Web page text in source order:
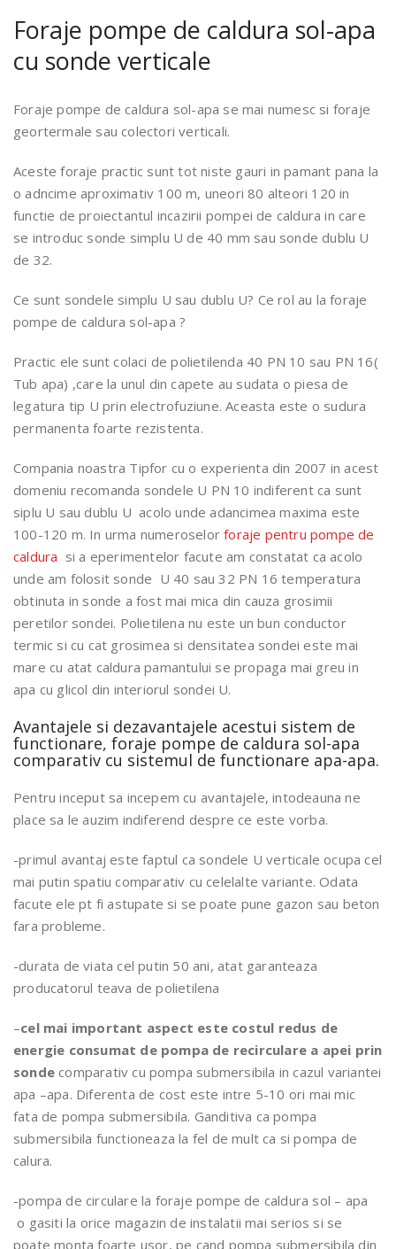
Foraje pompe de caldura sol-apa
cu sonde verticale
Foraje pompe de caldura sol-apa se mai numesc si foraje
geortermale sau colectori verticali.
Aceste foraje practic sunt tot niste gauri in pamant pana la
o adncime aproximativ 100 m, uneori 80 alteori 120 in
functie de proiectantul incazirii pompei de caldura in care
se introduc sonde simplu U de 40 mm sau sonde dublu U
de 32.
Ce sunt sondele simplu U sau dublu U? Ce rol au la foraje
pompe de caldura sol-apa ?
Practic ele sunt colaci de polietilenda 40 PN 10 sau PN 16(
Tub apa) ,care la unul din capete au sudata o piesa de
legatura tip U prin electrofuziune. Aceasta este o sudura
permanenta foarte rezistenta.
Compania noastra Tipfor cu o experienta din 2007 in acest
domeniu recomanda sondele U PN 10 indiferent ca sunt
siplu U sau dublu U acolo unde adancimea maxima este
100-120 m. In urma numeroselor foraje pentru pompe de
caldura si a eperimentelor facute am constatat ca acolo
unde am folosit sonde U 40 sau 32 PN 16 temperatura
obtinuta in sonde a fost mai mica din cauza grosimii
peretilor sondei. Polietilena nu este un bun conductor
termic si cu cat grosimea si densitatea sondei este mai
mare cu atat caldura pamantului se propaga mai greu in
apa cu glicol din interiorul sondei U.
Avantajele si dezavantajele acestui sistem de
functionare, foraje pompe de caldura sol-apa
comparativ cu sistemul de functionare apa-apa.
Pentru inceput sa incepem cu avantajele, intodeauna ne
place sa le auzim indiferend despre ce este vorba.
-primul avantaj este faptul ca sondele U verticale ocupa cel
mai putin spatiu comparativ cu celelalte variante. Odata
facute ele pt fi astupate si se poate pune gazon sau beton
fara probleme.
-durata de viata cel putin 50 ani, atat garanteaza
producatorul teava de polietilena
–cel mai important aspect este costul redus de
energie consumat de pompa de recirculare a apei prin
sondecomparativ cu pompa submersibila in cazul variantei
apa –apa. Diferenta de cost este intre 5-10 ori mai mic
fata de pompa submersibila. Ganditiva ca pompa
submersibila functioneaza la fel de mult ca si pompa de
calura.
-pompa de circulare la foraje pompe de caldura sol – apa
o gasiti la orice magazin de instalatii mai serios si se
poate monta foarte usor, pe cand pompa submersibila din